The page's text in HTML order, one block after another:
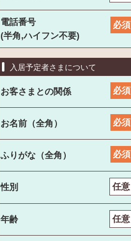
電話番号
(半角,ハイフン不要)
必須
入居予定者さまについて
お客さまとの関係 必須
お名前（全角） 必須
ふりがな（全角） 必須
性別 任意
年齢 任意